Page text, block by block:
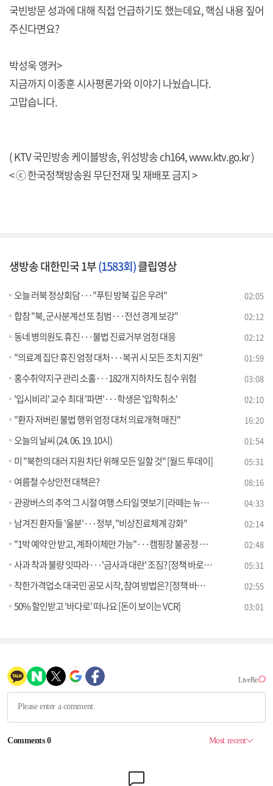
국빈방문 성과에 대해 직접 언급하기도 했는데요, 핵심 내용 짚어
주신다면요?
박성욱 앵커>
지금까지 이종훈 시사평론가와 이야기 나눴습니다.
고맙습니다.
( KTV 국민방송 케이블방송, 위성방송 ch164,www.ktv.go.kr)
< ⓒ 한국정책방송원 무단전재 및 재배포 금지 >
생방송 대한민국 1부(1583회)클립영상
오늘 러북 정상회담···"푸틴 방북 깊은 우려" 02:05
합참 "북, 군사분계선 또 침범···전선 경계 보강" 02:12
동네 병의원도 휴진···불법 진료거부 엄정 대응 02:12
"의료계 집단 휴진 엄정 대처···복귀 시 모든 조치 지원" 01:59
홍수취약지구 관리 소홀···182개 지하차도 침수 위험 03:08
'입시비리' 교수 최대 '파면'···학생은 '입학취소' 02:10
"환자 저버린 불법 행위 엄정 대처 의료개혁 매진" 16:20
오늘의 날씨 (24. 06. 19. 10시) 01:54
미 "북한의 대러 지원 차단 위해 모든 일할 것" [월드 투데이] 05:31
여름철 수상안전 대책은? 08:16
관광버스의 추억 그 시절 여행 스타일 엿보기 [라떼는 뉴우스] 04:33
남겨진 환자들 '울분'···정부, "비상진료체계 강화" 02:14
"1박 예약 안 받고, 계좌이체만 가능"···캠핑장 불공정 약관 조사 02:48
사과 착과 불량 잇따라···'금사과 대란' 조짐? [정책 바로보기] 05:31
착한가격업소 대국민 공모 시작, 참여 방법은? [정책 바로보기] 02:55
50% 할인받고 '바다로' 떠나요 [돈이 보이는 VCR] 03:01